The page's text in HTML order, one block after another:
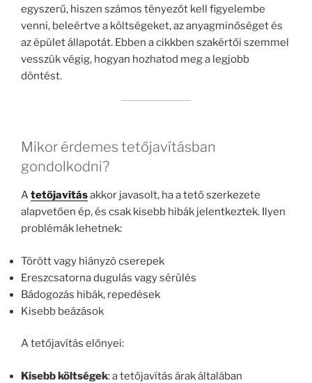
egyszerű, hiszen számos tényezőt kell figyelembe
venni, beleértve a költségeket, az anyagminőséget és
az épület állapotát. Ebben a cikkben szakértői szemmel
vesszük végig, hogyan hozhatod meg a legjobb
döntést.
Mikor érdemes tetőjavításban
gondolkodni?
Atetőjavításakkor javasolt, ha a tető szerkezete
alapvetően ép, és csak kisebb hibák jelentkeztek. Ilyen
problémák lehetnek:
Törött vagy hiányzó cserepek
Ereszcsatorna dugulás vagy sérülés
Bádogozás hibák, repedések
Kisebb beázások
A tetőjavítás előnyei:
Kisebb költségek: a tetőjavítás árak általában